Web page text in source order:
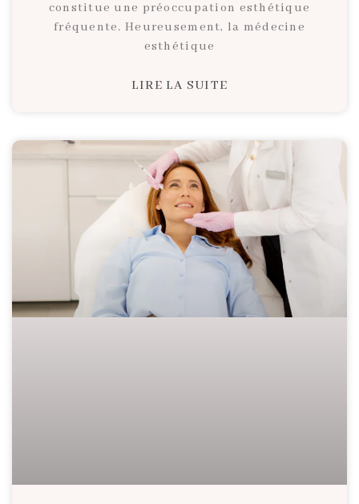
constitue une préoccupation esthétique
fréquente. Heureusement, la médecine
esthétique
LIRE LA SUITE